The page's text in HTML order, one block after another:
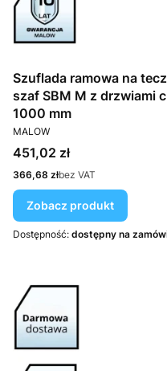
Szuflada ramowa na
szaf SBM M z drzwiami
1000 mm
PRODUCENT
MALOW
Cena
451,02 zł
Cena
366,68 złbez VAT
Zobacz produkt
Dostępność: dostępny na